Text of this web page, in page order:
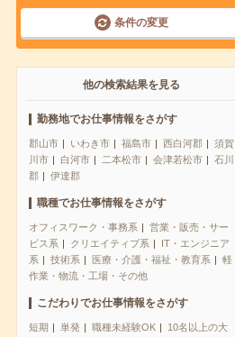
条件の変更
他の検索結果を見る
勤務地でお仕事情報をさがす
郡山市 いわき市 福島市 西白河郡
須賀
川市
白河市 二本松市 会津若松市
石川
郡
伊達郡
職種でお仕事情報をさがす
オフィスワーク・事務系
営業・販売・サー
ビス系
クリエイティブ系
IT・エンジニア
系
技術系 医療・介護・福祉・教育系
軽
作業・物流・工場・その他
こだわりでお仕事情報をさがす
短期 単発 職種未経験OK
10名以上の大